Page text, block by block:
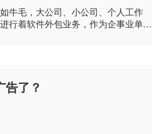
牛毛，大公司、小公司、个人工作
行着软件外包业务，作为企事业单位
告了？